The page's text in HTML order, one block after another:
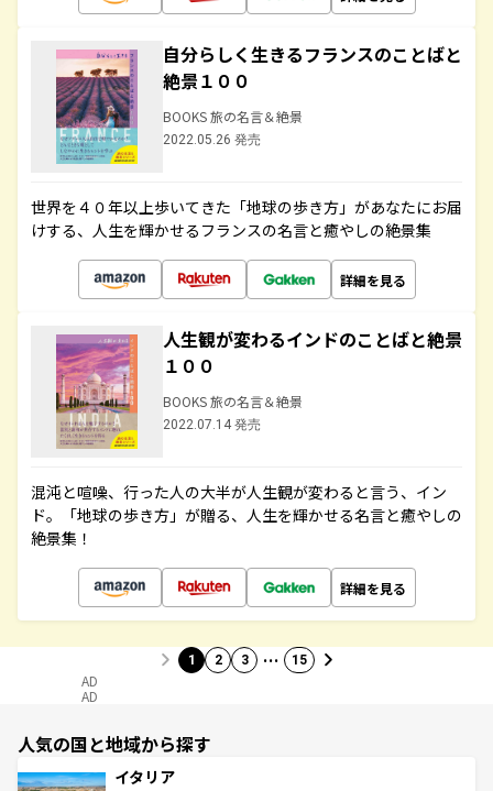
自分らしく生きるフランスのことばと
絶景１００
BOOKS 旅の名言＆絶景
2022.05.26 発売
世界を４０年以上歩いてきた「地球の歩き方」があなたにお届
けする、人生を輝かせるフランスの名言と癒やしの絶景集
詳細を見る
人生観が変わるインドのことばと絶景
１００
BOOKS 旅の名言＆絶景
2022.07.14 発売
混沌と喧噪、行った人の大半が人生観が変わると言う、イン
ド。「地球の歩き方」が贈る、人生を輝かせる名言と癒やしの
絶景集！
詳細を見る
1 2 3 … 15
AD
AD
人気の国と地域から探す
イタリア